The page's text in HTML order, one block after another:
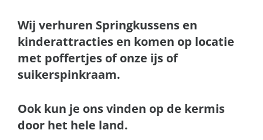
Wij verhuren Springkussens en
kinderattracties en komen op locatie
met poffertjes of onze ijs of
suikerspinkraam.
Ook kun je ons vinden op de kermis
door het hele land.